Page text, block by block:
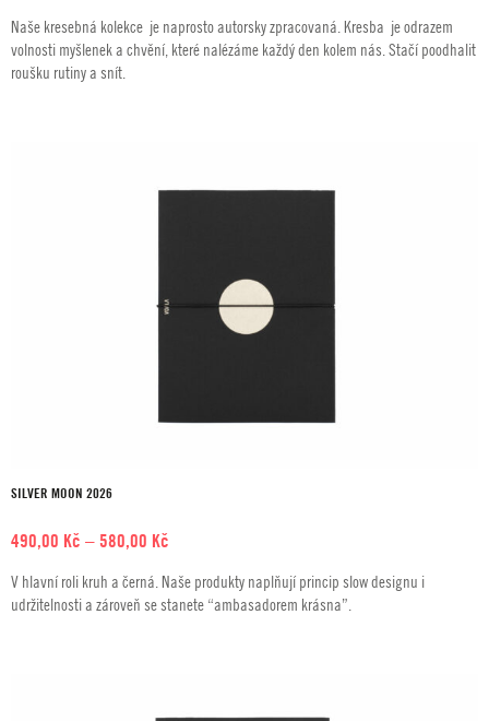
Naše kresebná kolekce je naprosto autorsky zpracovaná. Kresba je odrazem
volnosti myšlenek a chvění, které nalézáme každý den kolem nás. Stačí poodhalit
roušku rutiny a snít.
SILVER MOON 2026
490,00 Kč –580,00 Kč
490,00 Kč
až
V hlavní roli kruh a černá. Naše produkty naplňují princip slow designu i
udržitelnosti a zároveň se stanete “ambasadorem krásna”.